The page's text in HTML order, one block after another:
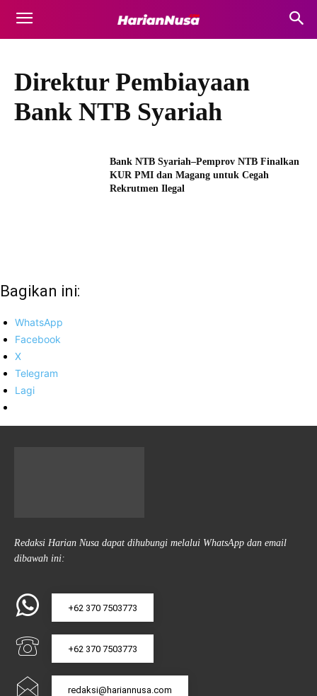
Direktur Pembiayaan
Bank NTB Syariah
Bank NTB Syariah–Pemprov NTB Finalkan
KUR PMI dan Magang untuk Cegah
Rekrutmen Ilegal
Bagikan ini:
WhatsApp
Facebook
X
Telegram
Lagi
Redaksi Harian Nusa dapat dihubungi melalui WhatsApp dan email
dibawah ini:
+62 370 7503773
+62 370 7503773
redaksi@hariannusa.com